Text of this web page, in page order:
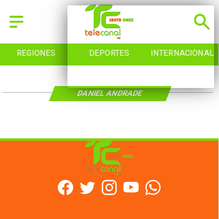
REGIONES DEPORTES INTERNACIONAL
DANIEL ANDRADE